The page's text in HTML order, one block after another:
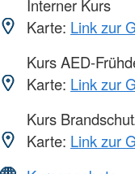
Interner Kurs
Karte: Link zur
Kurs AED-
Karte: Link zur
Kurs
Karte: Link zur